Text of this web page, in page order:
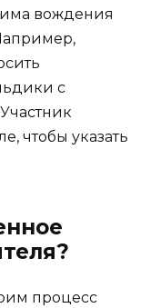
вождения
с
чтобы указать
процесс